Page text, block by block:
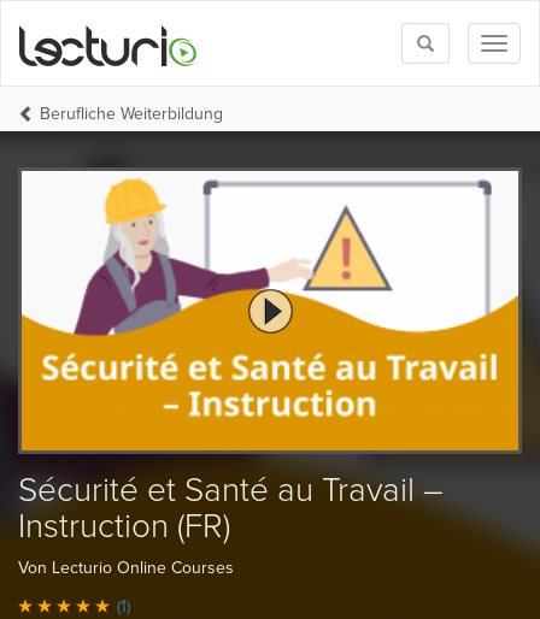
Toggle
search
Berufliche Weiterbildung
Sécurité et Santé au Travail –
Instruction (FR)
Von Lecturio Online Courses
(1)